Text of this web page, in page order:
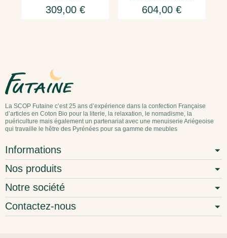
309,00 € 604,00 €
La SCOP Futaine c’est 25 ans d’expérience dans la confection Française
d’articles en Coton Bio pour la literie, la relaxation, le nomadisme, la
puériculture mais également un partenariat avec une menuiserie Ariégeoise
qui travaille le hêtre des Pyrénées pour sa gamme de meubles
Informations
Nos produits
Notre société
Contactez-nous